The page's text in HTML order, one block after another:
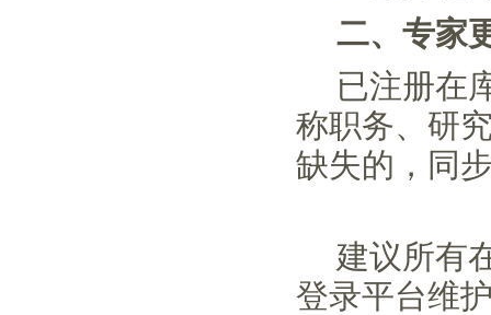
二、专家
已注册在
称职务、研
缺失的，同
建议所有
登录平台维